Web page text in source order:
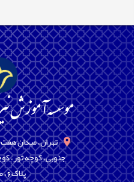
تهران، میدان
جنوبی، کوچه تور،
پلاک6، طبقه دوم